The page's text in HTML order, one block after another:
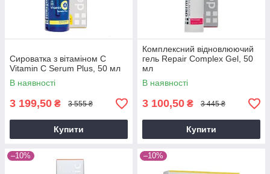
Сироватка з вітаміном С
Vitamin C Serum Plus, 50 мл
В наявності
3 199,50 ₴ 3 555 ₴
Купити
Комплексний відновлюючий
гель Repair Complex Gel, 50
мл
В наявності
3 100,50 ₴ 3 445 ₴
Купити
–10% –10%